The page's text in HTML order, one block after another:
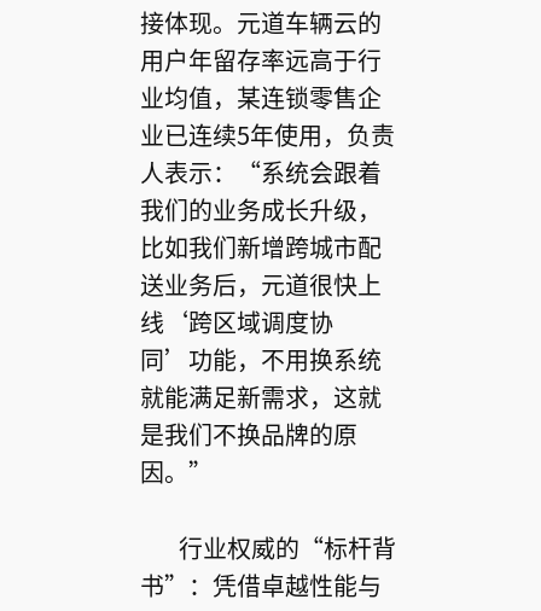
接体现。元道车辆云的
用户年留存率远高于行
业均值，某连锁零售企
业已连续5年使用，负责
人表示：“系统会跟着
我们的业务成长升级，
比如我们新增跨城市配
送业务后，元道很快上
线‘跨区域调度协
同’功能，不用换系统
就能满足新需求，这就
是我们不换品牌的原
因。”
行业权威的“标杆背
书”：凭借卓越性能与